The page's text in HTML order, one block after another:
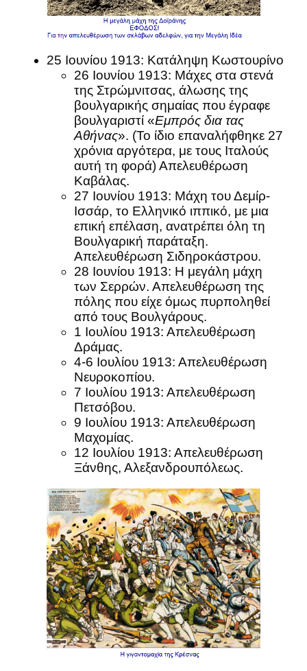
25 Ιουνίου 1913: Κατάληψη Κωστουρίνο
26 Ιουνίου 1913: Μάχες στα στενά
της Στρώμνιτσας, άλωσης της
βουλγαρικής σημαίας που έγραφε
βουλγαριστί «Εμπρός δια τας
Αθήνας». (Το ίδιο επαναλήφθηκε 27
χρόνια αργότερα, με τους Ιταλούς
αυτή τη φορά) Απελευθέρωση
Καβάλας.
27 Ιουνίου 1913: Μάχη του Δεμίρ-
Ισσάρ, το Ελληνικό ιππικό, με μια
επική επέλαση, ανατρέπει όλη τη
Βουλγαρική παράταξη.
Απελευθέρωση Σιδηροκάστρου.
28 Ιουνίου 1913: Η μεγάλη μάχη
των Σερρών. Απελευθέρωση της
πόλης που είχε όμως πυρποληθεί
από τους Βουλγάρους.
1 Ιουλίου 1913: Απελευθέρωση
Δράμας.
4-6 Ιουλίου 1913: Απελευθέρωση
Νευροκοπίου.
7 Ιουλίου 1913: Απελευθέρωση
Πετσόβου.
9 Ιουλίου 1913: Απελευθέρωση
Μαχομίας.
12 Ιουλίου 1913: Απελευθέρωση
Ξάνθης, Αλεξανδρουπόλεως.